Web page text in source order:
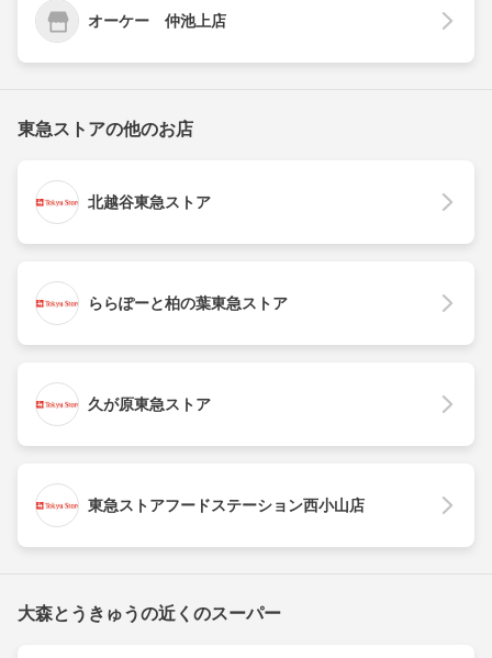
オーケー 仲池上店
東急ストアの他のお店
北越谷東急ストア
ららぽーと柏の葉東急ストア
久が原東急ストア
東急ストアフードステーション西小山店
大森とうきゅうの近くのスーパー